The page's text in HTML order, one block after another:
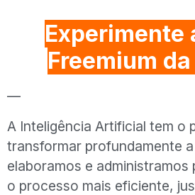
Experimente
Freemium
—
A Inteligência Artificial tem o
transformar profundamente
elaboramos e
o processo mais eficiente,